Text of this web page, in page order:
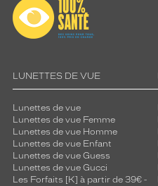
Type
de
verres
Progressifs
Unifocaux
Type
montage
Cerclé
Taille
LUNETTES DE VUE
Lunettes de vue
Lunettes de vue Femme
Lunettes de vue Homme
Lunettes de vue Enfant
Lunettes de vue Guess
Lunettes de vue Gucci
Les Forfaits [K] à partir de 39€ -